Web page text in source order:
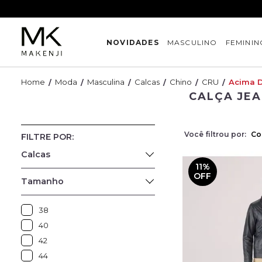
NOVIDADES MASCULINO
Moda Masculina Calcas Chino CRU Acima
Calcas
Tamanho
38
40
42
44
Você filtrou por:
CALÇA
11%
OFF